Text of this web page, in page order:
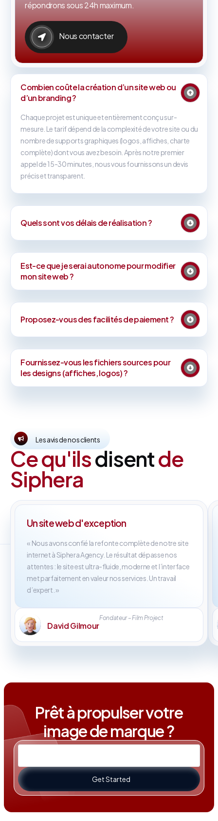
répondrons sous 24h maximum.
Nous contacter
Combien coûte la création d’un site web ou
d’un branding ?
Chaque projet est unique et entièrement conçu sur-
mesure. Le tarif dépend de la complexité de votre site ou du
nombre de supports graphiques (logos, affiches, charte
complète) dont vous avez besoin. Après notre premier
appel de 15-30 minutes, nous vous fournissons un devis
précis et transparent.
Quels sont vos délais de réalisation ?
Est-ce que je serai autonome pour modifier
mon site web ?
Proposez-vous des facilités de paiement ?
Fournissez-vous les fichiers sources pour
les designs (affiches, logos) ?
Les avis de nos clients
Ce qu'ilsdisentde
Siphera
Un site web d'exception
« Nous avons confié la refonte complète de notre site
internet à Siphera Agency. Le résultat dépasse nos
attentes : le site est ultra-fluide, moderne et l’interface
met parfaitement en valeur nos services. Un travail
d’expert. »
David Gilmour
Fondateur – Film Project
Prêt à propulser votre
image de marque ?
Get Started